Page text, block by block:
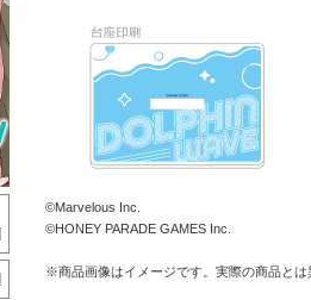
©Marvelous Inc.
©HONEY PARADE GAMES Inc.
※商品画像はイメージです。実際の商品と